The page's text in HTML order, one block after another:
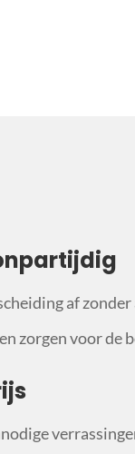
af
zorgen voor de